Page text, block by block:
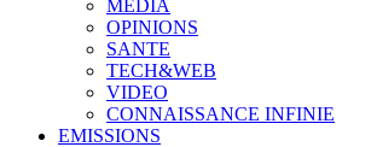
MEDIA
OPINIONS
SANTE
TECH&WEB
VIDEO
CONNAISSANCE INFINIE
EMISSIONS